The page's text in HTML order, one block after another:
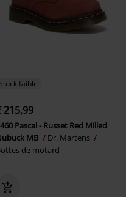
Stock faible
215,99
Pascal - Russet Red Milled
MB
Dr. Martens
de motard